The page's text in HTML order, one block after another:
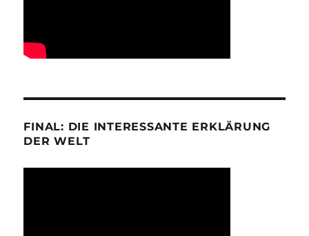
FINAL: DIE INTERESSANTE ERKLÄRUNG
DER WELT